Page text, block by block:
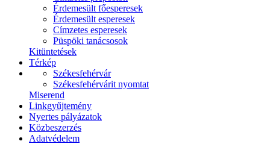
Érdemesült főesperesek
Érdemesült esperesek
Címzetes esperesek
Püspöki tanácsosok
Kitüntetések
Térkép
Székesfehérvár
Székesfehérvárit nyomtat
Miserend
Linkgyűjtemény
Nyertes pályázatok
Közbeszerzés
Adatvédelem